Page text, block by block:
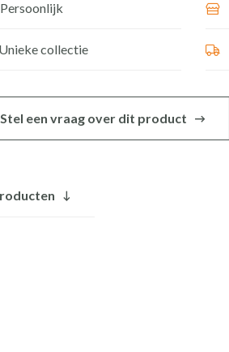
I200
aantal
Persoonlijk
Unieke collectie
Stel een vraag over dit product